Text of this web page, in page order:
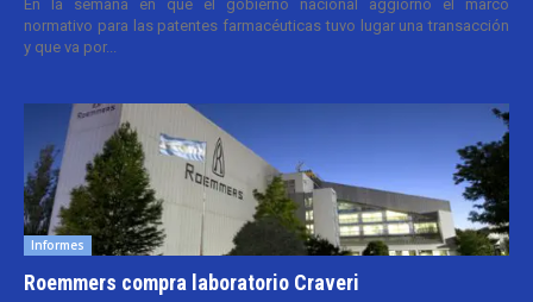
En la semana en que el gobierno nacional aggiornó el marco
normativo para las patentes farmacéuticas tuvo lugar una transacción
y que va por...
Informes
Roemmers compra laboratorio Craveri